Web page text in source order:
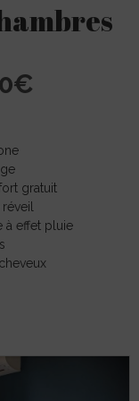
gratuit
à effet pluie